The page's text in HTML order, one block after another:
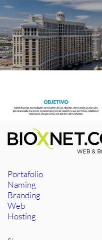
Portafolio
Naming
Branding
Web
Hosting